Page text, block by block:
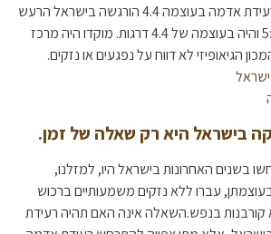
30 ביולי 2015 רעידת אדמה בעוצמה 4.4 הורגשה בישראל הרעש
אירע בשעה 5:39 והיה בעוצמה של 4.4 דרגות. מוקדו היה מרכז
הגיאופיזי לא דווח על נפגעים או נזקים.
בישראל היא רק שאלה של זמן.
בשנים האחרונות בישראל היו, למזלנו,
עברו ללא נזקים משמעותיים ברכוש
קורבנות בנפש.השאלה אינה האם תהיה רעידת